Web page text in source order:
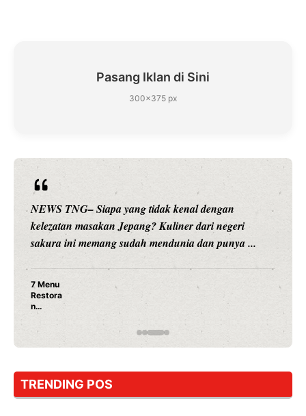
Pasang Iklan di Sini
300×375 px
NEWS TNG– Siapa sangka, dua nama besar di dunia
hiburan, Nunung Srimulat dan Vicky Prasetyo, kini
merambah dunia kuliner dengan ...
Nunung Srimulat & Vicky Prasetyo Buka Restoran
Rahasia Mami Bikin Nagih!
TRENDING POS